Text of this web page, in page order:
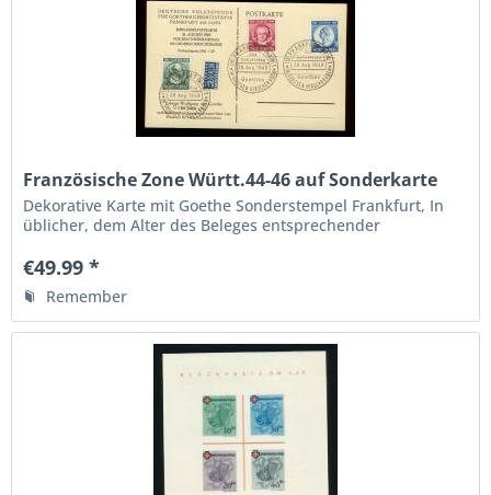
Französische Zone Württ.44-46 auf Sonderkarte
Dekorative Karte mit Goethe Sonderstempel Frankfurt, In
üblicher, dem Alter des Beleges entsprechender
€49.99 *
Remember